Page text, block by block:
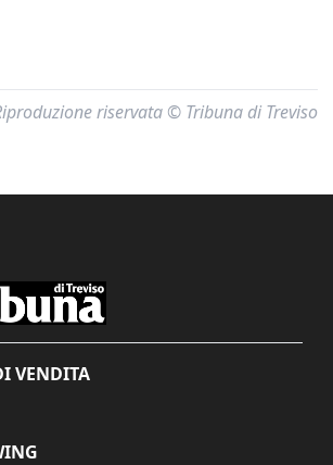
riservata © Tribuna di Treviso
VENDITA